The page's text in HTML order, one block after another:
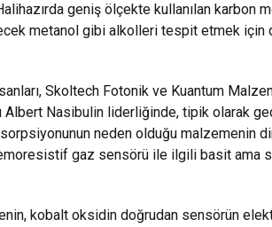
geniş ölçekte kullanılan karbon
metanol gibi alkolleri tespit etmek için
Skoltech Fotonik ve Kuantum
Nasibulin liderliğinde, tipik olarak
neden olduğu malzemenin
gaz sensörü ile ilgili basit ama
kobalt oksidin doğrudan sensörün